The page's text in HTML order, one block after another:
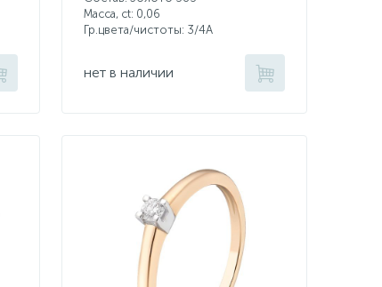
Масса, ct: 0,06
Гр.цвета/чистоты: 3/4А
нет в наличии